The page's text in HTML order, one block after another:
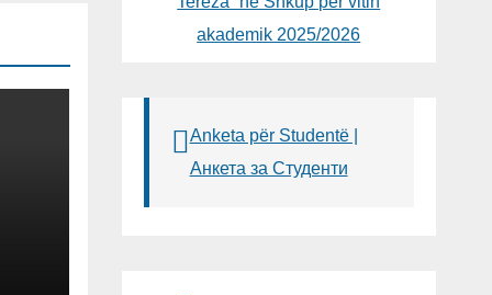
akademik 2025/2026
Anketa për Studentë |
Анкета за Студенти